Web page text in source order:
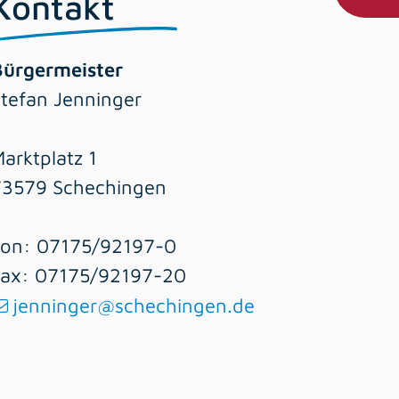
Jenninger
1
Schechingen
07175/92197-0
07175/92197-20
jenninger@schechingen.de